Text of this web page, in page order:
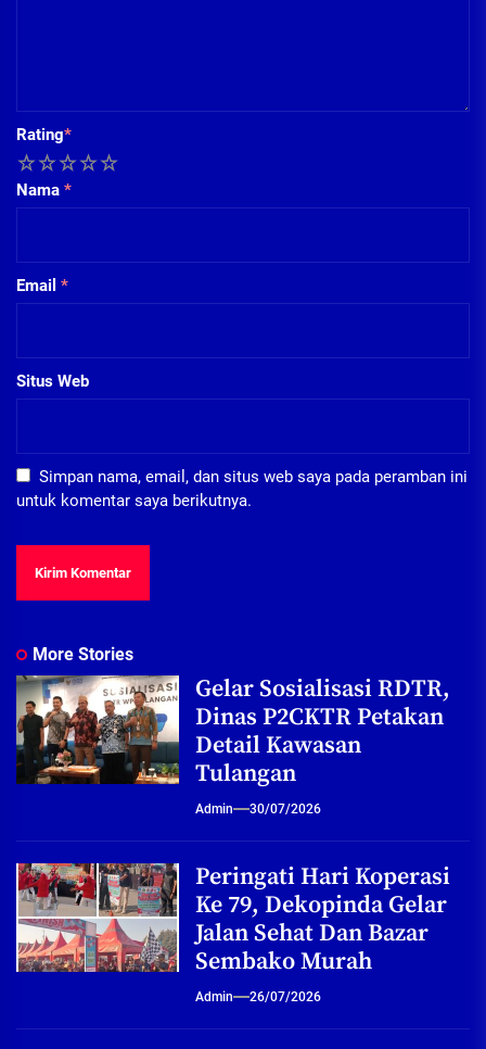
Rating*
5
4
3
2
Nama *
Email *
Situs Web
Simpan nama, email, dan situs web saya pada peramban ini
untuk komentar saya berikutnya.
More Stories
Gelar Sosialisasi RDTR,
Dinas P2CKTR Petakan
Detail Kawasan
Tulangan
Admin 30/07/2026
Peringati Hari Koperasi
Ke 79, Dekopinda Gelar
Jalan Sehat Dan Bazar
Sembako Murah
Admin 26/07/2026